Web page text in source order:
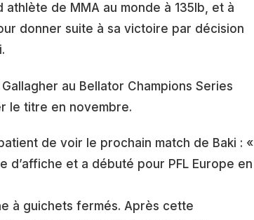
de MMA au monde à 135lb, et à
donner suite à sa victoire par décision
au Bellator Champions Series
le titre en novembre.
de voir le prochain match de Baki : «
d’affiche et a débuté pour PFL Europe en
à guichets fermés. Après cette